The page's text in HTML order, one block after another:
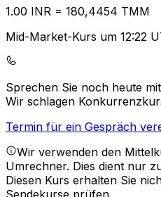
1.00 INR = 180,4454 TMM
Mid-Market-Kurs um 12:22
Sprechen Sie noch heute
Wir schlagen
Termin für ein Gespräch
Wir verwenden den
Umrechner. Dies dient nur
Diesen Kurs erhalten Sie